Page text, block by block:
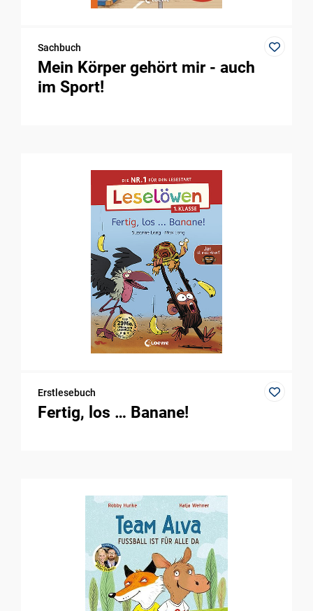
Sachbuch
Mein Körper gehört mir - auch
im Sport!
Erstlesebuch
Fertig, los … Banane!